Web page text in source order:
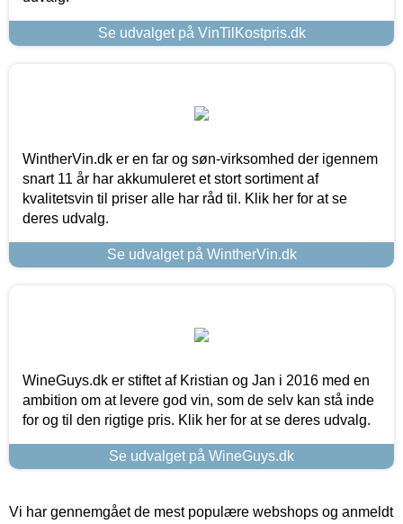
Se udvalget på VinTilKostpris.dk
WintherVin.dk er en far og søn-virksomhed der igennem
snart 11 år har akkumuleret et stort sortiment af
kvalitetsvin til priser alle har råd til. Klik her for at se
deres udvalg.
Se udvalget på WintherVin.dk
WineGuys.dk er stiftet af Kristian og Jan i 2016 med en
ambition om at levere god vin, som de selv kan stå inde
for og til den rigtige pris. Klik her for at se deres udvalg.
Se udvalget på WineGuys.dk
Vi har gennemgået de mest populære webshops og anmeldt